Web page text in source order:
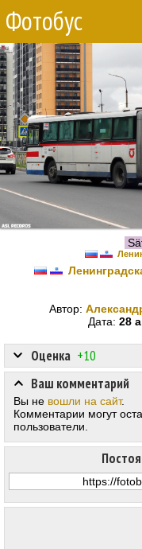
Фотобус
Автор:
Дата: 28
Оценка +10
Ваш комментарий
Вы не вошли на сайт.
Комментарии могут
пользователи.